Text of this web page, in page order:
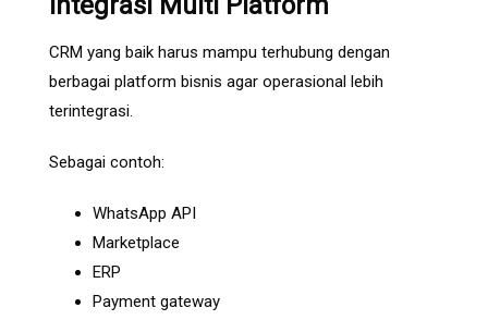
CRM yang baik harus mampu terhubung dengan
berbagai platform bisnis agar operasional lebih
terintegrasi.
Sebagai contoh:
WhatsApp API
Marketplace
ERP
Payment gateway